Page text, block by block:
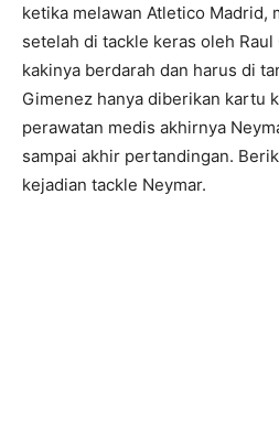
ketika melawan Atletico Madrid,
setelah di tackle keras oleh
kakinya berdarah dan harus di
Gimenez hanya diberikan kartu
perawatan medis akhirnya
sampai akhir pertandingan.
kejadian tackle Neymar.